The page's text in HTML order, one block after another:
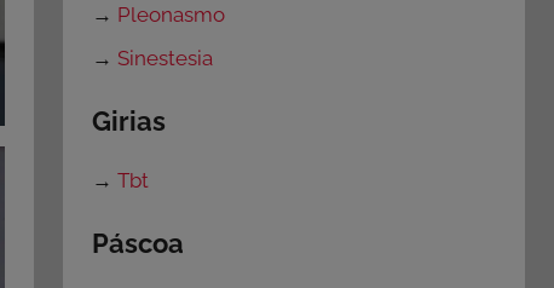
→ Pleonasmo
→ Sinestesia
Girias
→Tbt
Páscoa